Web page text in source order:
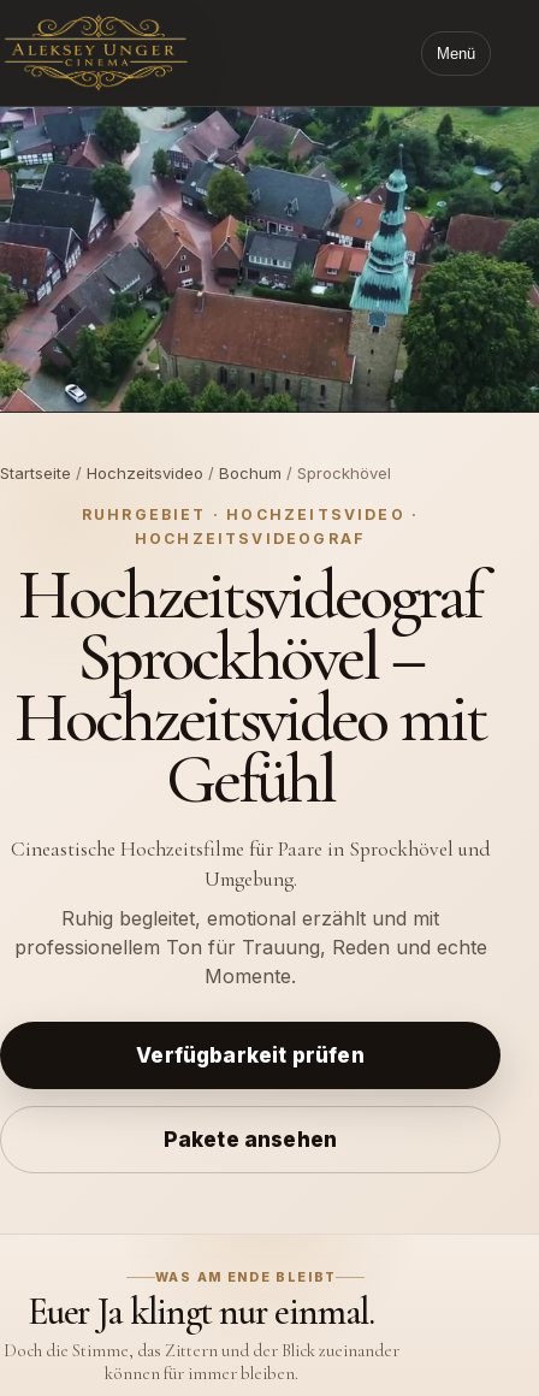
STARTSEITE ALEKSEY UNGER CINEMA Menü
Startseite / Hochzeitsvideo / Bochum / Sprockhövel
RUHRGEBIET · HOCHZEITSVIDEO ·
HOCHZEITSVIDEOGRAF
Hochzeitsvideograf
Sprockhövel –
Hochzeitsvideo mit
Gefühl
Cineastische Hochzeitsfilme für Paare in Sprockhövel und
Umgebung.
Ruhig begleitet, emotional erzählt und mit
professionellem Ton für Trauung, Reden und echte
Momente.
Verfügbarkeit prüfen
Pakete ansehen
WAS AM ENDE BLEIBT
Euer Ja klingt nur einmal.
Doch die Stimme, das Zittern und der Blick zueinander
können für immer bleiben.